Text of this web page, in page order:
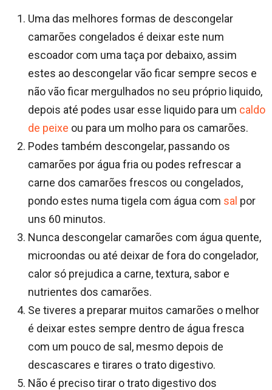
Uma das melhores formas de descongelar
camarões congelados é deixar este num
escoador com uma taça por debaixo, assim
estes ao descongelar vão ficar sempre secos e
não vão ficar mergulhados no seu próprio liquido,
depois até podes usar esse liquido para um caldo
de peixe ou para um molho para os camarões.
Podes também descongelar, passando os
camarões por água fria ou podes refrescar a
carne dos camarões frescos ou congelados,
pondo estes numa tigela com água com sal por
uns 60 minutos.
Nunca descongelar camarões com água quente,
microondas ou até deixar de fora do congelador,
calor só prejudica a carne, textura, sabor e
nutrientes dos camarões.
Se tiveres a preparar muitos camarões o melhor
é deixar estes sempre dentro de água fresca
com um pouco de sal, mesmo depois de
descascares e tirares o trato digestivo.
Não é preciso tirar o trato digestivo dos